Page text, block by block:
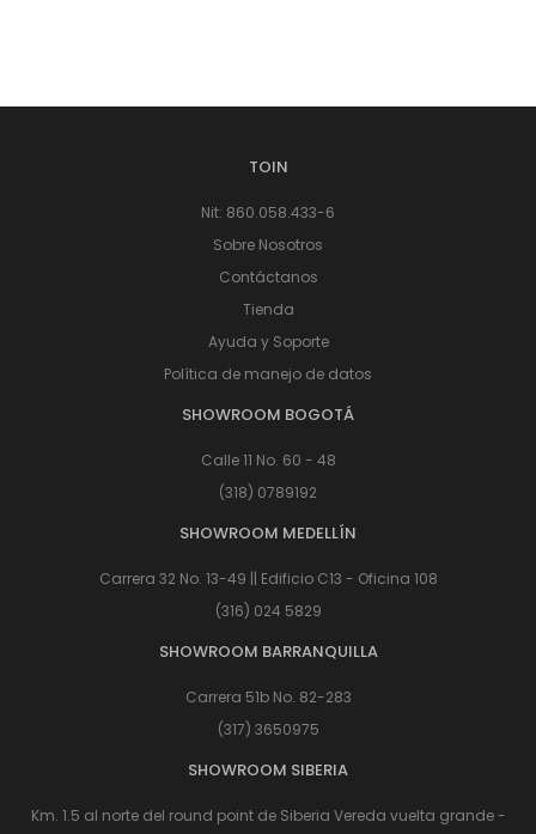
TOIN
Nit: 860.058.433-6
Sobre Nosotros
Contáctanos
Tienda
Ayuda y Soporte
Política de manejo de datos
SHOWROOM BOGOTÁ
Calle 11 No. 60 - 48
(318) 0789192
SHOWROOM MEDELLÍN
Carrera 32 No. 13-49 || Edificio C13 - Oficina 108
(316) 024 5829
SHOWROOM BARRANQUILLA
Carrera 51b No. 82-283
(317) 3650975
SHOWROOM SIBERIA
Km. 1.5 al norte del round point de Siberia Vereda vuelta grande -